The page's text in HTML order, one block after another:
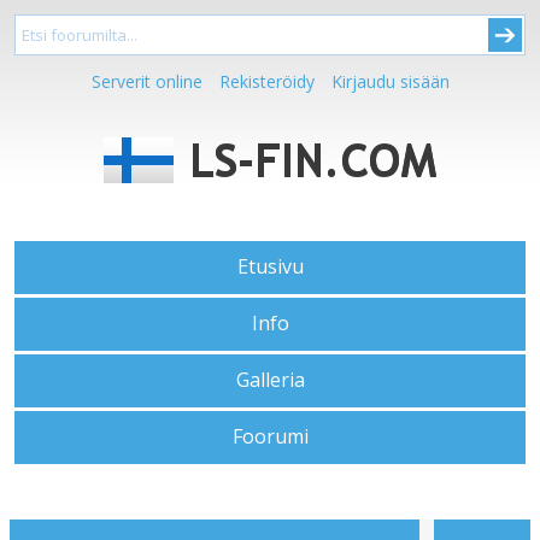
Serverit online Rekisteröidy Kirjaudu sisään
Etusivu
Info
Galleria
Foorumi